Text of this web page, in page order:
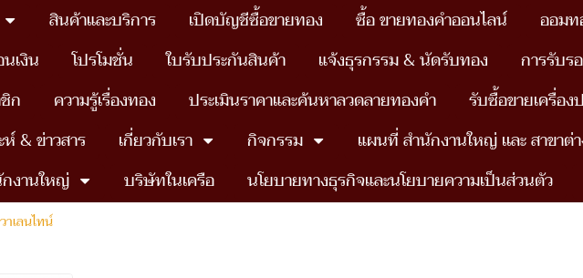
สินค้าและบริการ เปิดบัญชีซื้อขายทอง ซื้อ ขายทองคำออนไลน์ ออมท
เงิน
โปรโมชั่น ใบรับประกันสินค้า แจ้งธุรกรรม & นัดรับทอง
การรับร
ก
ความรู้เรื่องทอง ประเมินราคาและค้นหาลวดลายทองคำ
รับซื้อขายเครื่อ
ห์ & ข่าวสาร
เกี่ยวกับเรา กิจกรรม
แผนที่ สำนักงานใหญ่ เเละ สาขาต่
งานใหญ่
บริษัทในเครือ นโยบายทางธุรกิจและนโยบายความเป็นส่วนตัว
เลนไทน์